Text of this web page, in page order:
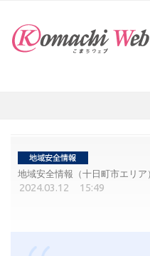
地域安全情報（十日町市エリア
2024.03.12 15:49